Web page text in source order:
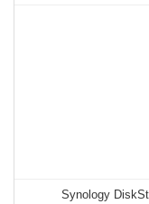
Synology